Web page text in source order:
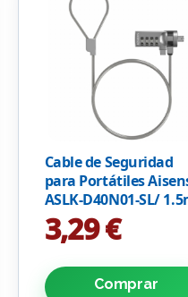
Cable de Seguridad
para Portátiles
ASLK-D40N01-SL/
3,29 €
Comprar